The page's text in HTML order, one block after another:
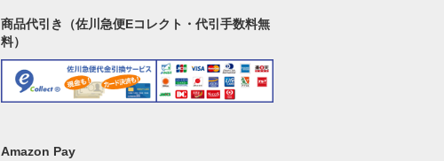
商品代引き（佐川急便Eコレクト・代引手数料無
料）
Amazon Pay